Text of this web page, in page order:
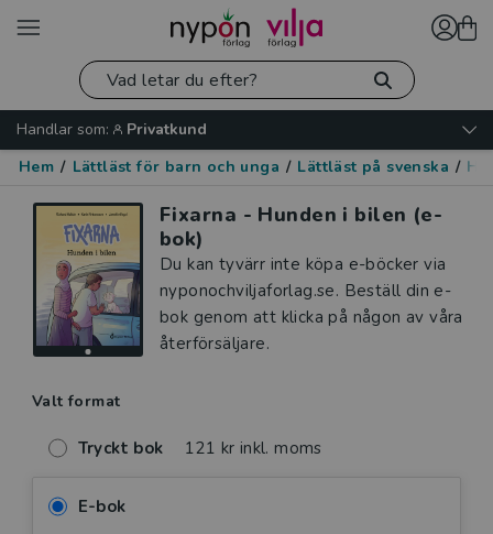
Handlar som:
Privatkund
Hem / Lättläst för barn och unga / Lättläst på svenska /
Fixarna - Hunden i bilen (e-
bok)
Du kan tyvärr inte köpa e-böcker via
nyponochviljaforlag.se. Beställ din e-
bok genom att klicka på någon av våra
återförsäljare.
Valt format
Tryckt bok 121 kr inkl. moms
E-bok